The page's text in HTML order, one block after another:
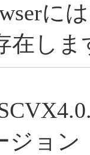
に
在しま
ジョン